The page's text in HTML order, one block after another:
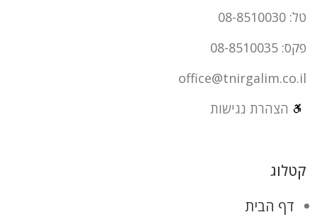
טל: 08-8510030
פקס: 08-8510035
office@tnirgalim.co.il
הצהרת נגישות
קטלוג
דף הבית